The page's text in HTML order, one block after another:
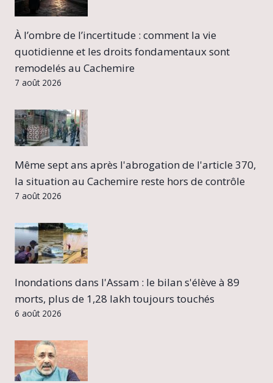
À l’ombre de l’incertitude : comment la vie
quotidienne et les droits fondamentaux sont
remodelés au Cachemire
7 août 2026
Même sept ans après l'abrogation de l'article 370,
la situation au Cachemire reste hors de contrôle
7 août 2026
Inondations dans l'Assam : le bilan s'élève à 89
morts, plus de 1,28 lakh toujours touchés
6 août 2026